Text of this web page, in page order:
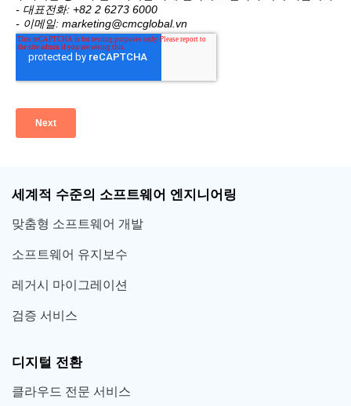
세계적 수준의 소프트웨어 엔지니어링
맞춤형 소프트웨어 개발
소프트웨어 유지보수
레거시 마이그레이션
검증 서비스
디지털 전환
클라우드 전문 서비스